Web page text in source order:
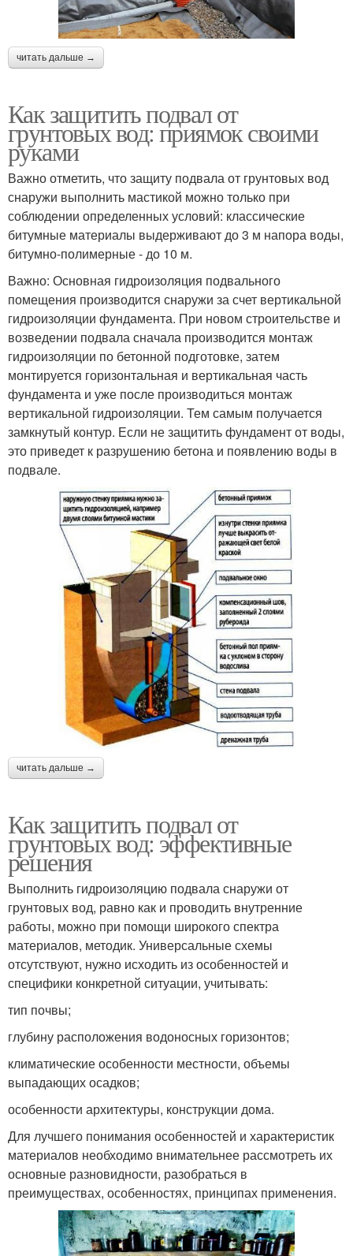
читать дальше →
Как защитить подвал от
грунтовых вод: приямок своими
руками
Важно отметить, что защиту подвала от грунтовых вод
снаружи выполнить мастикой можно только при
соблюдении определенных условий: классические
битумные материалы выдерживают до 3 м напора воды,
битумно-полимерные - до 10 м.
Важно: Основная гидроизоляция подвального
помещения производится снаружи за счет вертикальной
гидроизоляции фундамента. При новом строительстве и
возведении подвала сначала производится монтаж
гидроизоляции по бетонной подготовке, затем
монтируется горизонтальная и вертикальная часть
фундамента и уже после производиться монтаж
вертикальной гидроизоляции. Тем самым получается
замкнутый контур. Если не защитить фундамент от воды,
это приведет к разрушению бетона и появлению воды в
подвале.
читать дальше →
Как защитить подвал от
грунтовых вод: эффективные
решения
Выполнить гидроизоляцию подвала снаружи от
грунтовых вод, равно как и проводить внутренние
работы, можно при помощи широкого спектра
материалов, методик. Универсальные схемы
отсутствуют, нужно исходить из особенностей и
специфики конкретной ситуации, учитывать:
тип почвы;
глубину расположения водоносных горизонтов;
климатические особенности местности, объемы
выпадающих осадков;
особенности архитектуры, конструкции дома.
Для лучшего понимания особенностей и характеристик
материалов необходимо внимательнее рассмотреть их
основные разновидности, разобраться в
преимуществах, особенностях, принципах применения.